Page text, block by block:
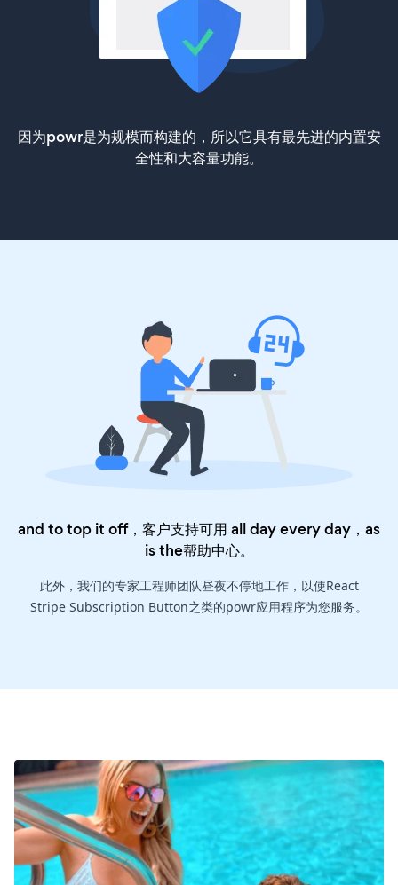
因为powr是为规模而构建的，所以它具有最先进的内置安
全性和大容量功能。
and to top it off，客户支持可用 all day every day，as
is the帮助中心。
此外，我们的专家工程师团队昼夜不停地工作，以使React
Stripe Subscription Button之类的powr应用程序为您服务。